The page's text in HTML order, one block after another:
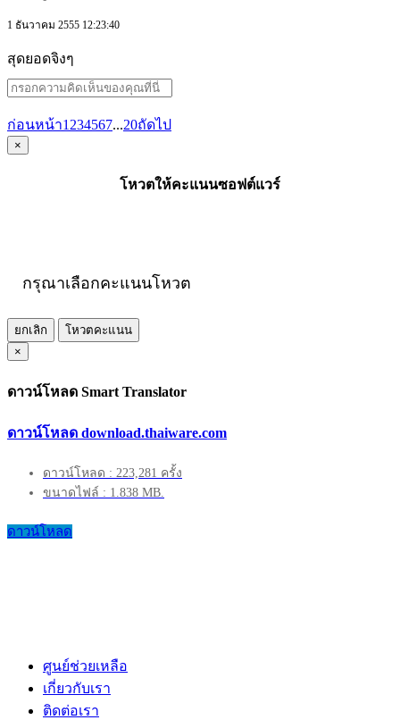
1 ธันวาคม 2555 12:23:40
สุดยอดจิงๆ
ก่อนหน้า1 234567...20ถัดไป
×
โหวตให้คะแนนซอฟต์แวร์
กรุณาเลือกคะแนนโหวต
ยกเลิก
โหวตคะแนน
×
ดาวน์โหลด Smart Translator
ดาวน์โหลด download.thaiware.com
ดาวน์โหลด : 223,281 ครั้ง
ขนาดไฟล์ : 1.838 MB.
ดาวน์โหลด
ศูนย์ช่วยเหลือ
เกี่ยวกับเรา
ติดต่อเรา